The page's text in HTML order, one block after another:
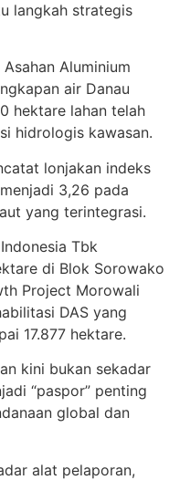
langkah strategis
Aluminium
air Danau
hektare lahan telah
hidrologis kawasan.
lonjakan indeks
3,26 pada
yang terintegrasi.
Tbk
di Blok Sorowako
Project Morowali
DAS yang
17.877 hektare.
kini bukan sekadar
“paspor” penting
global dan
alat pelaporan,